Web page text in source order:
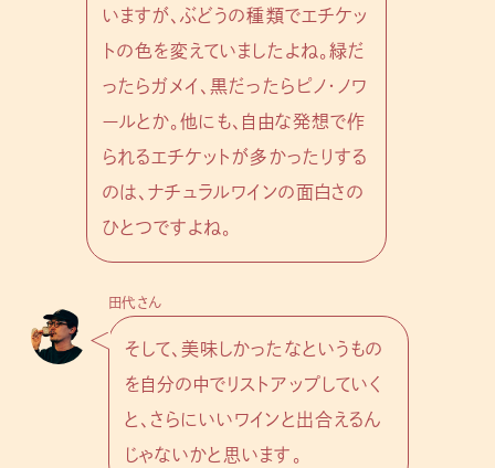
いますが、ぶどうの種類でエチケッ
トの色を変えていましたよね。緑だ
ったらガメイ、黒だったらピノ・ノワ
ールとか。他にも、自由な発想で作
られるエチケットが多かったりする
のは、ナチュラルワインの面白さの
ひとつですよね。
田代さん
そして、美味しかったなというもの
を自分の中でリストアップしていく
と、さらにいいワインと出合えるん
じゃないかと思います。